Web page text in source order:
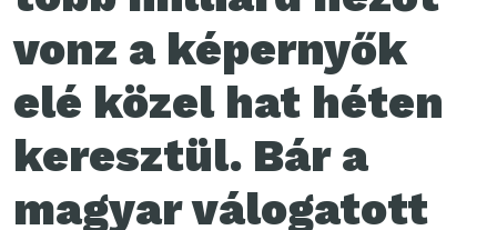
vonz a képernyők
elé közel hat héten
keresztül. Bár a
magyar válogatott